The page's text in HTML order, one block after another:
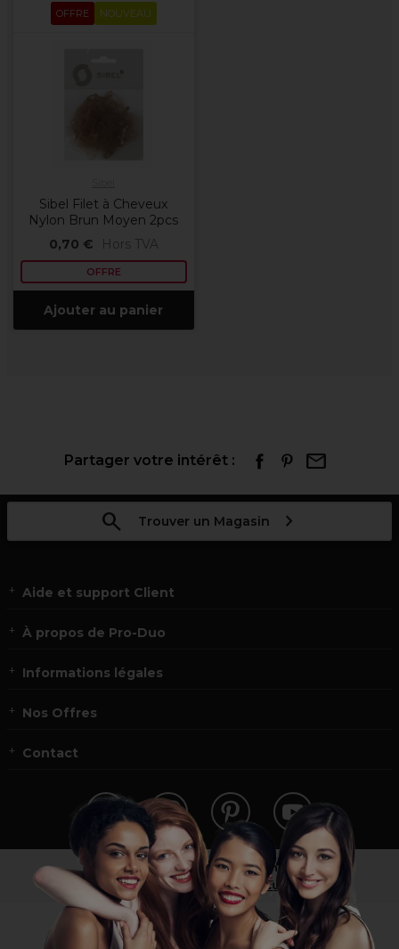
OFFRE NOUVEAU
Sibel Filet à Cheveux
Nylon Brun Moyen 2pcs
0,70 €
Hors TVA
OFFRE
Ajouter au panier
Partager votre intérêt :
Trouver un Magasin
Aide et support Client
À propos de Pro-Duo
Informations légales
Nos Offres
Contact
Vous n’êtes pas un professionnel ?
Visitez notre site pour les particuliers!